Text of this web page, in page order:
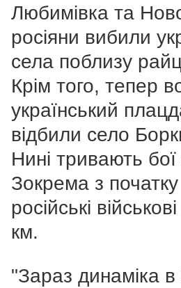
Любимівка та
росіяни вибили
села поблизу
Крім того, тепер
український
відбили село
Нині тривають
Зокрема з
російські
км.
"Зараз динаміка в